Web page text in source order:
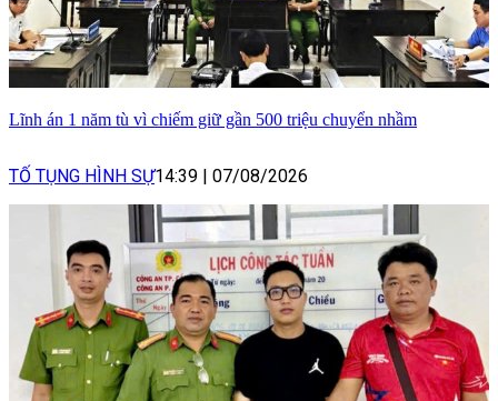
Lĩnh án 1 năm tù vì chiếm giữ gần 500 triệu chuyển nhầm
TỐ TỤNG HÌNH SỰ14:39 | 07/08/2026